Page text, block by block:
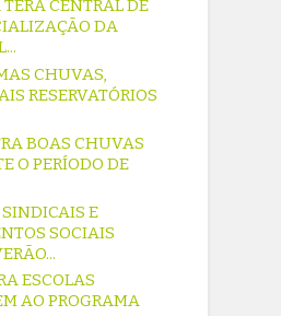
CENTRAL DE
DA
CHUVAS,
RESERVATÓRIOS
BOAS CHUVAS
O PERÍODO DE
E
SOCIAIS
ESCOLAS
AO PROGRAMA